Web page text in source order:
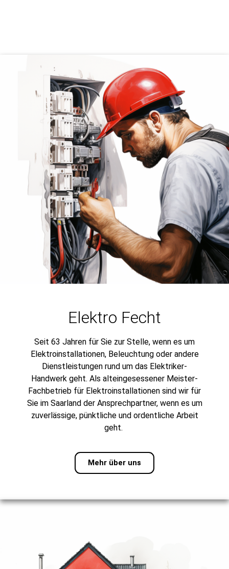
Elektro Fecht
Seit 63 Jahren für Sie zur Stelle, wenn es um
Elektroinstallationen, Beleuchtung oder andere
Dienstleistungen rund um das Elektriker-
Handwerk geht. Als alteingesessener Meister-
Fachbetrieb für Elektroinstallationen sind wir für
Sie im Saarland der Ansprechpartner, wenn es um
zuverlässige, pünktliche und ordentliche Arbeit
geht.
Mehr über uns